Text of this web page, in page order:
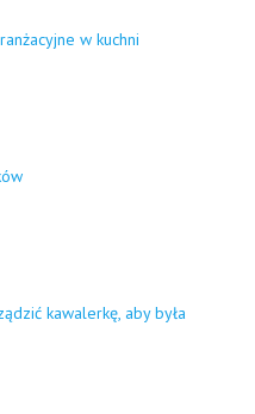
w kuchni
kawalerkę, aby była